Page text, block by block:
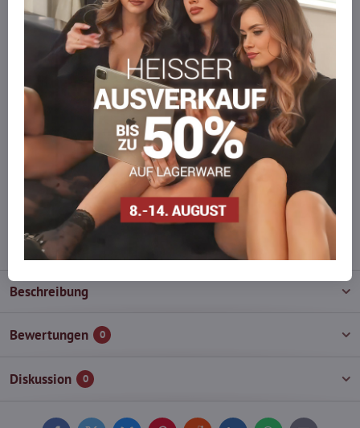
Ware auf Lager
Wir versenden sofort
Werden Sie Teil von everlady
Werden Sie Teil von everlady und genießen Sie einen 5 %
Mitgliedervorteilbei jedem Einkauf.
Der Vorteil wird automatisch im Warenkorb angewendet.
Möchten Sie mehr bestellen, als wir
auf Lager haben?
Zögern Sie nicht, uns zu kontaktieren, wir füllen die Ware für Sie
wieder auf!
info​@everlady​.eu
Beschreibung
Bewertungen 0
Diskussion 0